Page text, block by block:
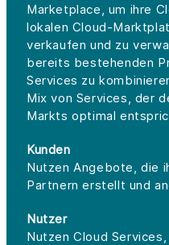
Marketplace, um ihre
lokalen Cloud-
verkaufen und zu
bereits bestehenden
Services zu
Mix von Services, der
Markts optimal
Kunden
Nutzen Angebote, die
Partnern erstellt und
Nutzer
Nutzen Cloud